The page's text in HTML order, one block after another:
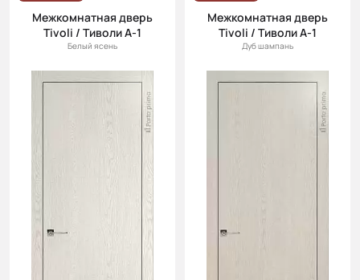
Межкомнатная дверь
Tivoli / Тиволи А-1
Белый ясень
Межкомнатная дверь
Tivoli / Тиволи А-1
Дуб шампань